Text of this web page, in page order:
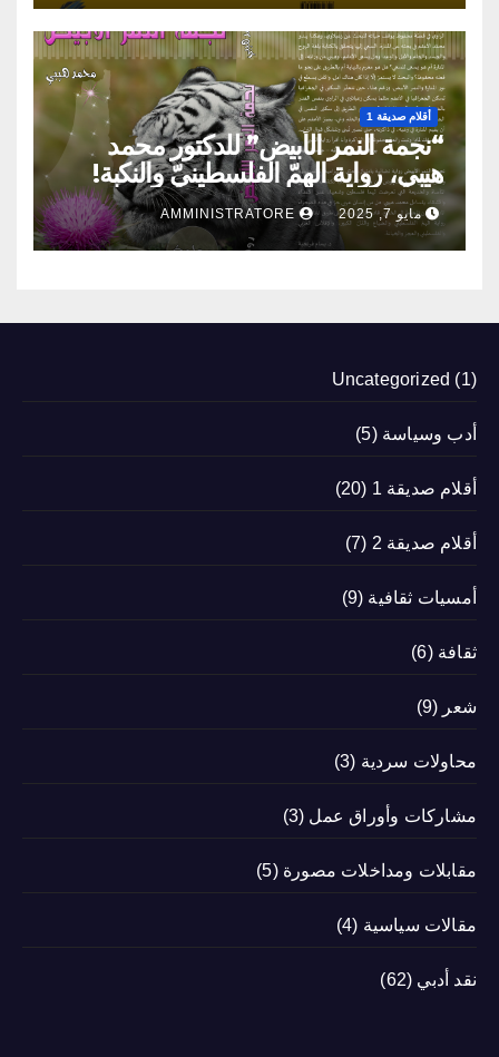
أقلام صديقة 1
“نجمة النمر الأبيض” للدكتور محمد
هيبي، رواية الهمّ الفلسطينيّ والنكبة!
مايو 7, 2025 AMMINISTRATORE
Uncategorized (1)
أدب وسياسة (5)
أقلام صديقة 1 (20)
أقلام صديقة 2 (7)
أمسيات ثقافية (9)
ثقافة (6)
شعر (9)
محاولات سردية (3)
مشاركات وأوراق عمل (3)
مقابلات ومداخلات مصورة (5)
مقالات سياسية (4)
نقد أدبي (62)